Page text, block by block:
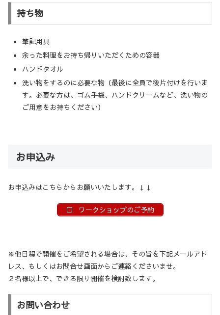
持ち物
筆記用具
余った料理をお持ち帰りいただくための容器
ハンドタオル
洗い物をするのに必要な物（最後に全員で後片付けを行いま
す。必要な方は、ゴム手袋、ハンドクリームなど、洗い物の
ご用意をお持ちください）
お申込み
お申込みはこちらからお願いいたします。↓↓
ワークショップのご予約
※他日程で開催をご希望される場合は、その旨を下記メールアド
レス、もしくはお問合せ画面からご連絡くださいませ。
２名様以上で、できる限り開催を検討致します。
お問い合わせ